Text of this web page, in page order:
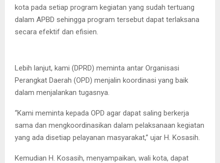
kota pada setiap program kegiatan yang sudah tertuang
dalam APBD sehingga program tersebut dapat terlaksana
secara efektif dan efisien.
Lebih lanjut, kami (DPRD) meminta antar Organisasi
Perangkat Daerah (OPD) menjalin koordinasi yang baik
dalam menjalankan tugasnya.
“Kami meminta kepada OPD agar dapat saling berkerja
sama dan mengkoordinasikan dalam pelaksanaan kegiatan
yang ada disetiap pelayanan masyarakat,” ujar H. Kosasih.
Kemudian H. Kosasih, menyampaikan, wali kota, dapat